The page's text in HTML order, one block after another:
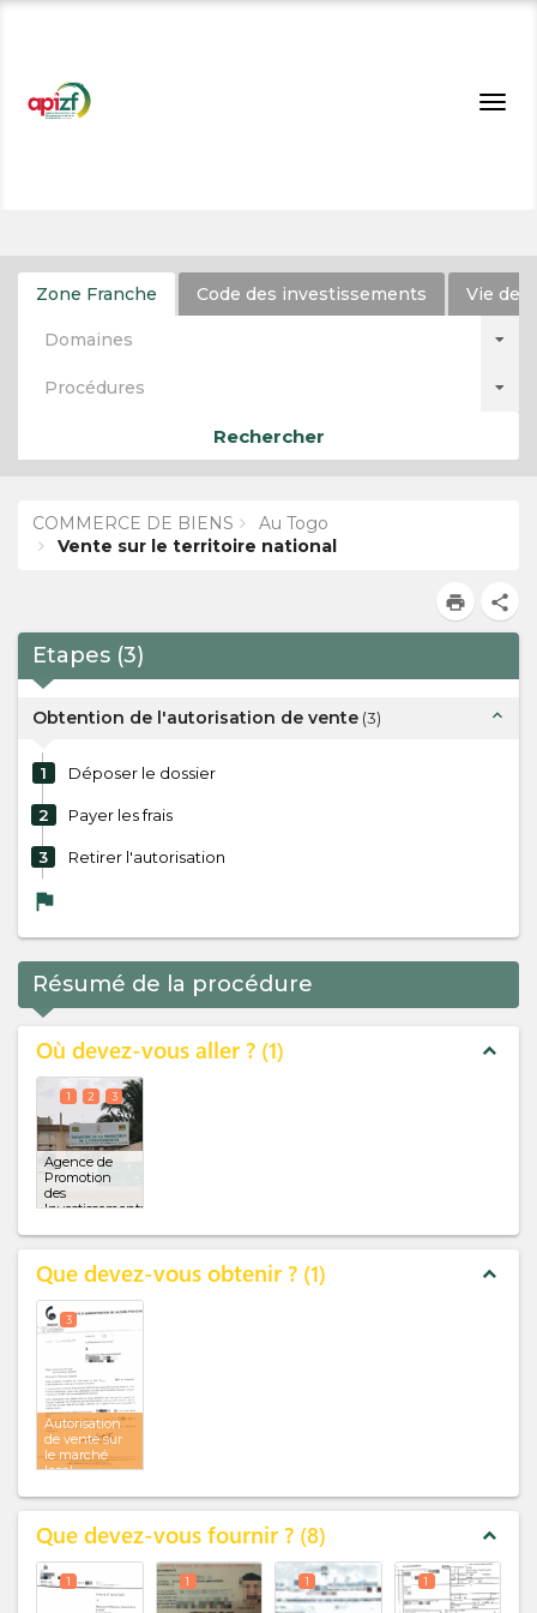
Zone Franche Code des investissements Vie de
Domaines
Procédures
Rechercher
COMMERCE DE BIENS
Au Togo
Vente sur le territoire national
print share
Etapes (3)
Obtention de l'autorisation de vente (3) expand_less
1 Déposer le dossier
2 Payer les frais
3 Retirer l'autorisation
flag
Résumé de la procédure
Où devez-vous aller ? 1 expand_less
Agence de
Promotion
des
Investissements
franche(x 3)
1 2 3
Que devez-vous obtenir ? 1 expand_less
Autorisation
de vente sur
le marché
local
3
Que devez-vous fournir ? 8 expand_less
1 1 1 1